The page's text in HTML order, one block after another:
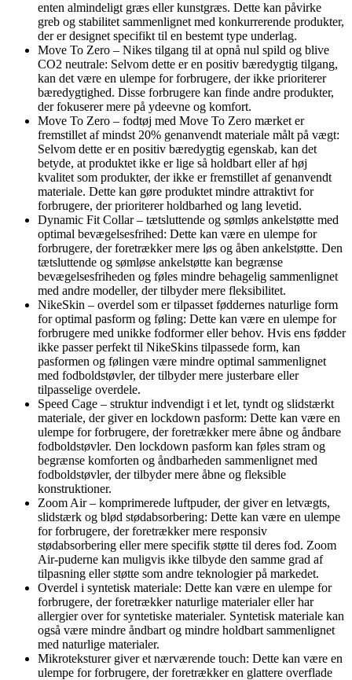
enten almindeligt græs eller kunstgræs. Dette kan påvirke
greb og stabilitet sammenlignet med konkurrerende produkter,
der er designet specifikt til en bestemt type underlag.
Move To Zero – Nikes tilgang til at opnå nul spild og blive
CO2 neutrale: Selvom dette er en positiv bæredygtig tilgang,
kan det være en ulempe for forbrugere, der ikke prioriterer
bæredygtighed. Disse forbrugere kan finde andre produkter,
der fokuserer mere på ydeevne og komfort.
Move To Zero – fodtøj med Move To Zero mærket er
fremstillet af mindst 20% genanvendt materiale målt på vægt:
Selvom dette er en positiv bæredygtig egenskab, kan det
betyde, at produktet ikke er lige så holdbart eller af høj
kvalitet som produkter, der ikke er fremstillet af genanvendt
materiale. Dette kan gøre produktet mindre attraktivt for
forbrugere, der prioriterer holdbarhed og lang levetid.
Dynamic Fit Collar – tætsluttende og sømløs ankelstøtte med
optimal bevægelsesfrihed: Dette kan være en ulempe for
forbrugere, der foretrækker mere løs og åben ankelstøtte. Den
tætsluttende og sømløse ankelstøtte kan begrænse
bevægelsesfriheden og føles mindre behagelig sammenlignet
med andre modeller, der tilbyder mere fleksibilitet.
NikeSkin – overdel som er tilpasset føddernes naturlige form
for optimal pasform og føling: Dette kan være en ulempe for
forbrugere med unikke fodformer eller behov. Hvis ens fødder
ikke passer perfekt til NikeSkins tilpassede form, kan
pasformen og følingen være mindre optimal sammenlignet
med fodboldstøvler, der tilbyder mere justerbare eller
tilpasselige overdele.
Speed Cage – struktur indvendigt i et let, tyndt og slidstærkt
materiale, der giver en lockdown pasform: Dette kan være en
ulempe for forbrugere, der foretrækker mere åbne og åndbare
fodboldstøvler. Den lockdown pasform kan føles stram og
begrænse komforten og åndbarheden sammenlignet med
fodboldstøvler, der tilbyder mere åbne og fleksible
konstruktioner.
Zoom Air – komprimerede luftpuder, der giver en letvægts,
slidstærk og blød stødabsorbering: Dette kan være en ulempe
for forbrugere, der foretrækker mere responsiv
stødabsorbering eller mere specifik støtte til deres fod. Zoom
Air-puderne kan muligvis ikke tilbyde den samme grad af
tilpasning eller støtte som andre teknologier på markedet.
Overdel i syntetisk materiale: Dette kan være en ulempe for
forbrugere, der foretrækker naturlige materialer eller har
allergier over for syntetiske materialer. Syntetisk materiale kan
også være mindre åndbart og mindre holdbart sammenlignet
med naturlige materialer.
Mikroteksturer giver et nærværende touch: Dette kan være en
ulempe for forbrugere, der foretrækker en glattere overflade